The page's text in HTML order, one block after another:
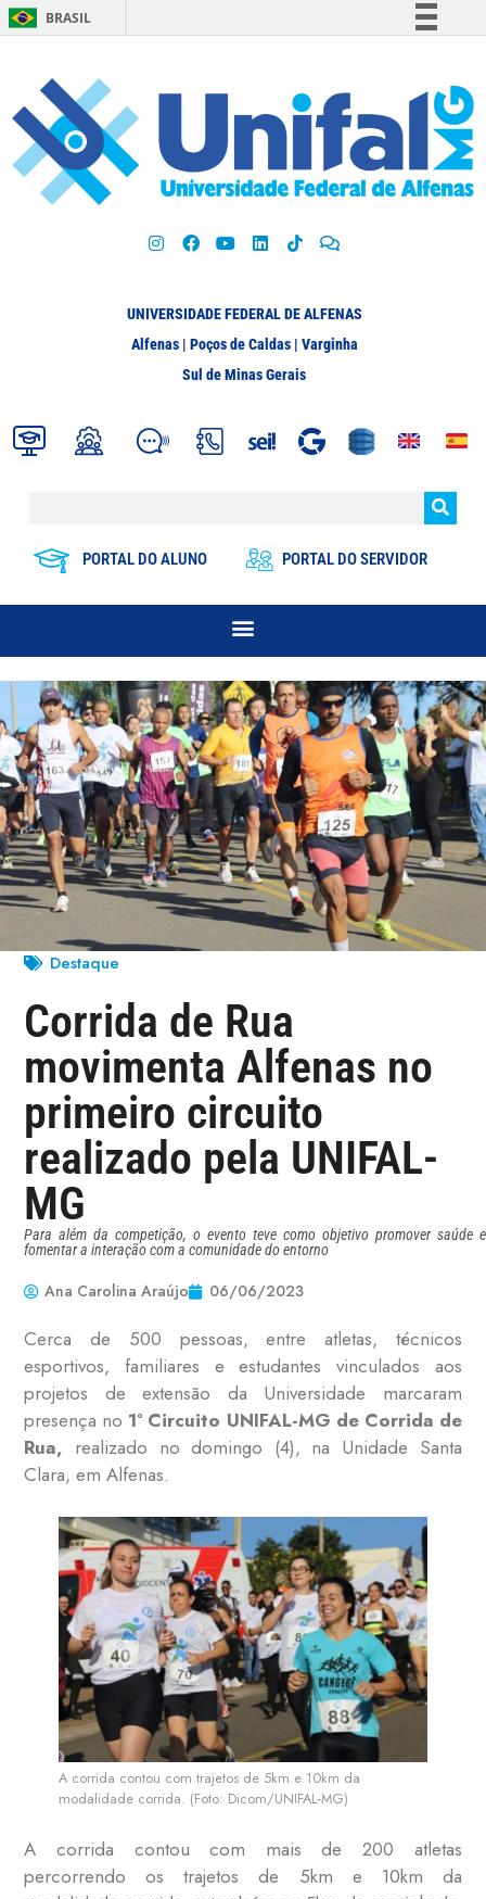
BRASIL
Participe
Acesso à informação
Legislação
UNIVERSIDADE FEDERAL DE ALFENAS
Alfenas | Poços de Caldas | Varginha
Sul de Minas Gerais
PORTAL DO ALUNO PORTAL DO SERVIDOR
Destaque
Corrida de Rua
movimenta Alfenas no
primeiro circuito
realizado pela UNIFAL-
MG
Para além da competição, o evento teve como objetivo promover saúde e
fomentar a interação com a comunidade do entorno
Ana Carolina Araújo 06/06/2023
Cerca de 500 pessoas, entre atletas, técnicos
esportivos, familiares e estudantes vinculados aos
projetos de extensão da Universidade marcaram
presença no 1º Circuito UNIFAL-MG de Corrida de
Rua, realizado no domingo (4), na Unidade Santa
Clara, em Alfenas.
A corrida contou com trajetos de 5km e 10km da
modalidade corrida. (Foto: Dicom/UNIFAL-MG)
A corrida contou com mais de 200 atletas
percorrendo os trajetos de 5km e 10km da